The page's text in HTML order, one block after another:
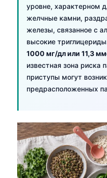
уровне, характерном
желчные камни,
железы, связанное с
высокие
1000 мг/дл или 11,3
известная зона риска
приступы могут
предрасположенных
ગુજરાતી
ಕನ್ನಡ
മലയാളം
Bahasa Melayu
Tagalog
ไทย
ဗမာစာ
ភាសាខ្មែរ
Kiswahili
አማርኛ